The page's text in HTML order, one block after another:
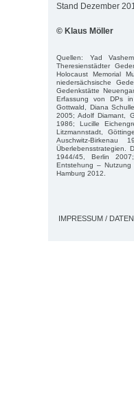
Stand Dezember
© Klaus Möller
Quellen: Yad
Theresienstädter
Holocaust Memorial
niedersächsische
Gedenkstätte
Erfassung von DPs in
Gottwald, Diana
2005; Adolf Diamant,
1986; Lucille
Litzmannstadt,
Auschwitz-
Überlebensstrategien.
1944/45, Berlin
Entstehung –
Hamburg 2012.
IMPRESSUM /